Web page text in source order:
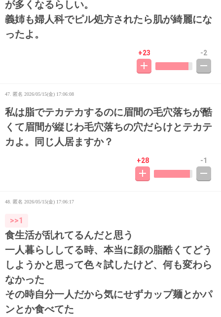
が多くなるらしい。
義姉も婦人科でピル処方されたら肌が綺麗にな
ったよ。
+23 -2
47. 匿名 2026/05/15(金) 17:06:08
私は脂でテカテカするのに眉間の毛穴落ちが酷
くて眉間が縦じわ毛穴落ちの穴だらけとテカテ
カよ。同じ人居ますか？
+28 -1
48. 匿名 2026/05/15(金) 17:06:17
>>1
食生活が乱れてるんだと思う
一人暮らししてる時、本当に顔の脂酷くてどう
しようかと思って色々試したけど、何も変わら
なかった
その時自分一人だから気にせずカップ麺とかパ
ンとか食べてた